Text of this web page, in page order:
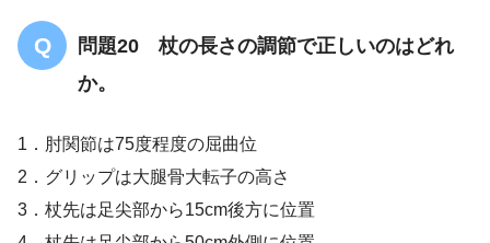
問題20 杖の長さの調節で正しいのはどれ
か。
1．肘関節は75度程度の屈曲位
2．グリップは大腿骨大転子の高さ
3．杖先は足尖部から15cm後方に位置